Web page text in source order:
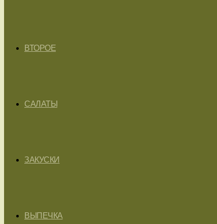
ВТОРОЕ
САЛАТЫ
ЗАКУСКИ
ВЫПЕЧКА